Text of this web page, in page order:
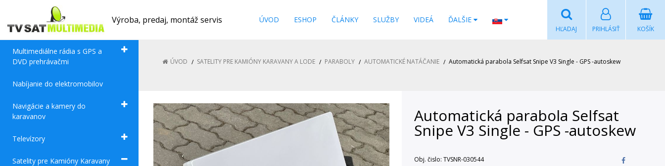
Výroba, predaj, montáž servis ÚVOD ESHOP ČLÁNKY SLUŽBY VIDEÁ ĎALŠIE
KOŠÍK
PRIHLÁSIŤ
HĽADAJ
Multimediálne rádia s GPS a
DVD prehrávačmi
Nabíjanie do elektromobilov
Navigácie a kamery do
karavanov
Televízory
Satelity pre Kamióny Karavany
ÚVOD SATELITY PRE KAMIÓNY KARAVANY A LODE PARABOLY AUTOMATICKÉ NATÁČANIE Automatická parabola Selfsat Snipe V3 Single - GPS -autoskew
Automatická parabola Selfsat
Snipe V3 Single - GPS -autoskew
Obj. čislo: TVSNR-030544